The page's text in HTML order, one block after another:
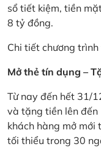
sổ tiết kiệm, tiền
8 tỷ đồng.
Chi tiết chương trình
Mở thẻ tín dụng –
Từ nay đến hết 31/
và tặng tiền lên
khách hàng mở mới
tối thiểu trong 30